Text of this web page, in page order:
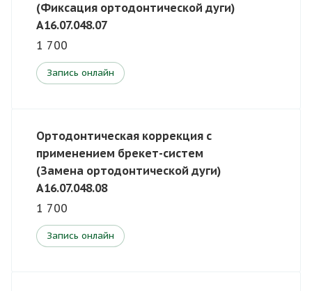
(Фиксация ортодонтической дуги)
A16.07.048.07
1 700
Запись онлайн
Ортодонтическая коррекция с
применением брекет-систем
(Замена ортодонтической дуги)
A16.07.048.08
1 700
Запись онлайн